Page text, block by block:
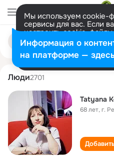
Мы используем cookie-
сервисы для вас. Если
настроить cookie-
представитель. Больше
Разрешить все
Поиск
людям
tatyana
Люди2701
Tatyana
68 лет,г.
Информация о
на платформе —